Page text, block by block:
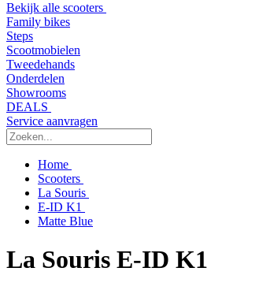
Bekijk alle scooters
Family bikes
Steps
Scootmobielen
Tweedehands
Onderdelen
Showrooms
DEALS
Service aanvragen
Home
Scooters
La Souris
E-ID K1
Matte Blue
La Souris E-ID K1